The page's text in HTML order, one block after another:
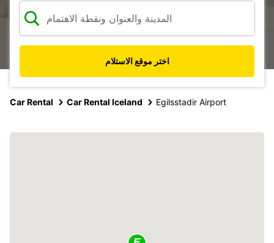
اختر موقع الاستلام
Car Rental Car Rental Iceland Egilsstadir Airport